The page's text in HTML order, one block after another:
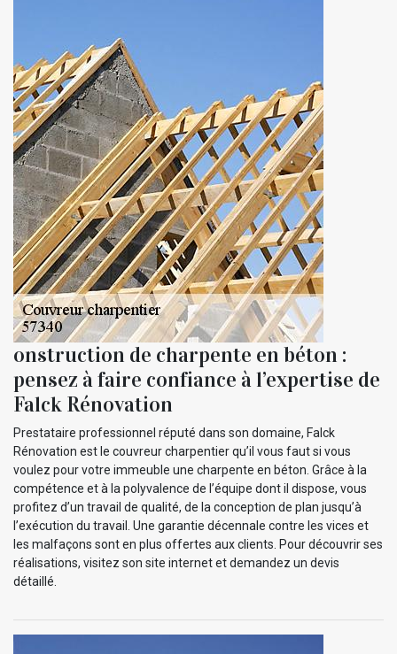
onstruction de charpente en béton :
pensez à faire confiance à l’expertise de
Falck Rénovation
Prestataire professionnel réputé dans son domaine, Falck
Rénovation est le couvreur charpentier qu’il vous faut si vous
voulez pour votre immeuble une charpente en béton. Grâce à la
compétence et à la polyvalence de l’équipe dont il dispose, vous
profitez d’un travail de qualité, de la conception de plan jusqu’à
l’exécution du travail. Une garantie décennale contre les vices et
les malfaçons sont en plus offertes aux clients. Pour découvrir ses
réalisations, visitez son site internet et demandez un devis
détaillé.